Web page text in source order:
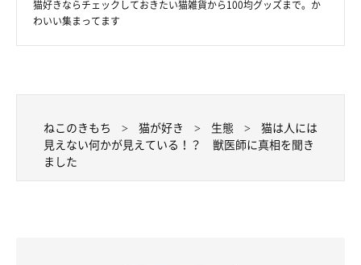
猫好きならチェックしておきたい猫雑貨から100均グッズまで。か
わいい集まってます
ねこのきもち 猫が好き 生態
猫は人には
見えない何かが見えている！？ 獣医師に真相を聞き
ました